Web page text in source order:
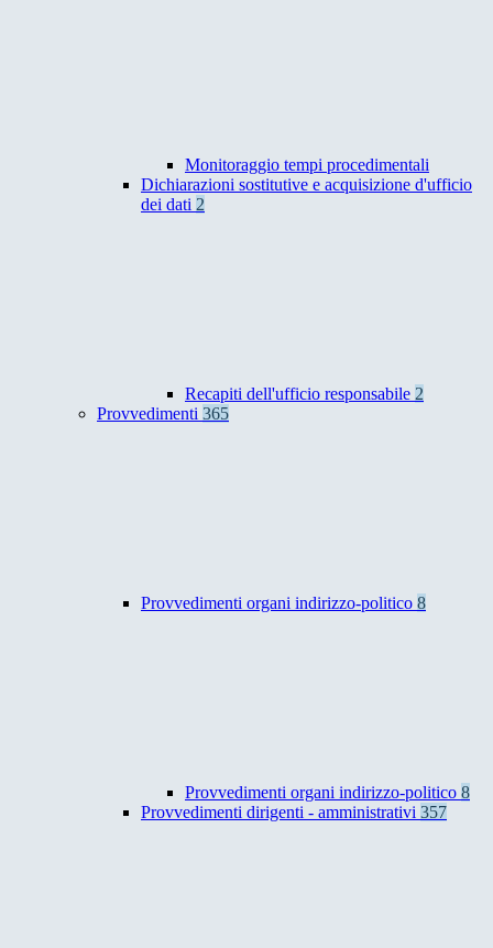
Monitoraggio tempi procedimentali
Dichiarazioni sostitutive e acquisizione d'ufficio
dei dati 2
Recapiti dell'ufficio responsabile 2
Provvedimenti 365
Provvedimenti organi indirizzo-politico 8
Provvedimenti organi indirizzo-politico 8
Provvedimenti dirigenti - amministrativi 357